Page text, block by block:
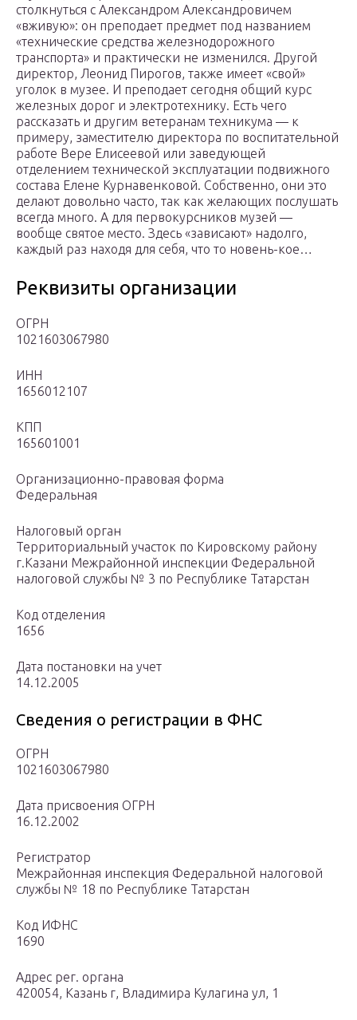
столкнуться с Александром Александровичем
«вживую»: он преподает предмет под названием
«технические средства железнодорожного
транспорта» и практически не изменился. Другой
директор, Леонид Пирогов, также имеет «свой»
уголок в музее. И преподает сегодня общий курс
железных дорог и электротехнику. Есть чего
рассказать и другим ветеранам техникума — к
примеру, заместителю директора по воспитательной
работе Вере Елисеевой или заведующей
отделением технической эксплуатации подвижного
состава Елене Курнавенковой. Собственно, они это
делают довольно часто, так как желающих послушать
всегда много. А для первокурсников музей —
вообще святое место. Здесь «зависают» надолго,
каждый раз находя для себя, что то новень-кое…
Реквизиты организации
ОГРН
1021603067980
ИНН
1656012107
КПП
165601001
Организационно-правовая форма
Федеральная
Налоговый орган
Территориальный участок по Кировскому району
г.Казани Межрайонной инспекции Федеральной
налоговой службы № 3 по Республике Татарстан
Код отделения
1656
Дата постановки на учет
14.12.2005
Сведения о регистрации в ФНС
ОГРН
1021603067980
Дата присвоения ОГРН
16.12.2002
Регистратор
Межрайонная инспекция Федеральной налоговой
службы № 18 по Республике Татарстан
Код ИФНС
1690
Адрес рег. органа
420054, Казань г, Владимира Кулагина ул, 1